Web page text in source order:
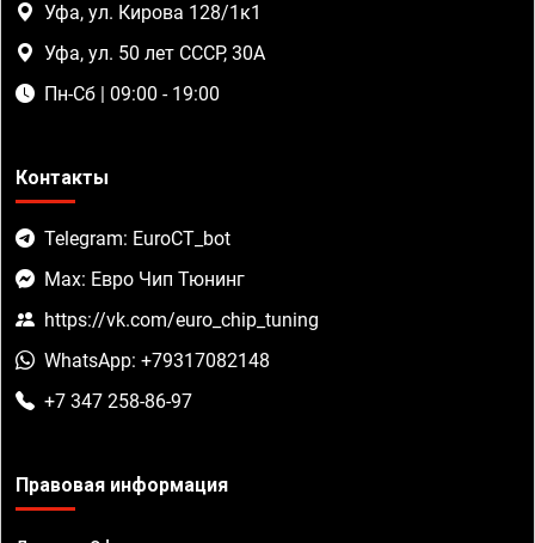
Уфа, ул. Кирова 128/1к1
Уфа, ул. 50 лет СССР, 30А
Пн-Сб | 09:00 - 19:00
Контакты
Telegram: EuroCT_bot
Max: Евро Чип Тюнинг
https://vk.com/euro_chip_tuning
WhatsApp: +79317082148
+7 347 258-86-97
Правовая информация